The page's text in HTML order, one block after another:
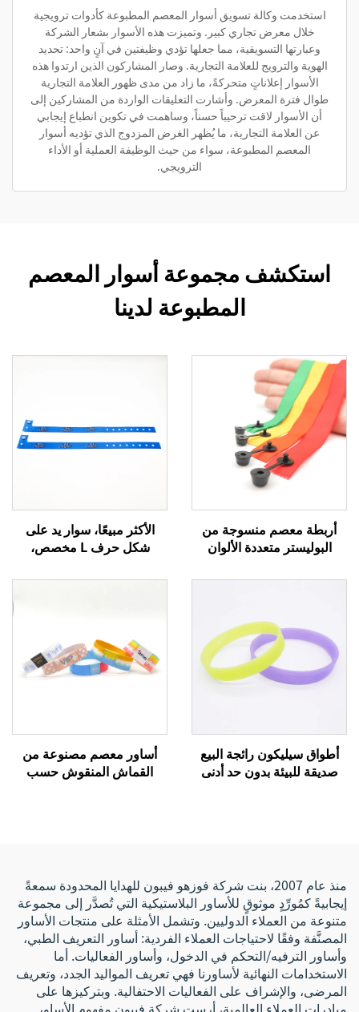
استخدمت وكالة تسويق أسوار المعصم المطبوعة كأدوات ترويجية
خلال معرض تجاري كبير. وتميزت هذه الأسوار بشعار الشركة
وعبارتها التسويقية، مما جعلها تؤدي وظيفتين في آنٍ واحد: تحديد
الهوية والترويج للعلامة التجارية. وصار المشاركون الذين ارتدوا هذه
الأسوار إعلاناتٍ متحركةً، ما زاد من مدى ظهور العلامة التجارية
طوال فترة المعرض. وأشارت التعليقات الواردة من المشاركين إلى
أن الأسوار لاقت ترحيباً حسناً، وساهمت في تكوين انطباع إيجابي
عن العلامة التجارية، ما يُظهر الغرض المزدوج الذي تؤديه أسوار
المعصم المطبوعة، سواء من حيث الوظيفة العملية أو الأداء
الترويجي.
استكشف مجموعة أسوار المعصم
المطبوعة لدينا
أربطة معصم منسوجة من
البوليستر متعددة الألوان
مخصصة بشعار مخصص،
وأربطة المعصم القماشية
للفعاليات
الأكثر مبيعًا، سوار يد على
شكل حرف L مخصص،
منسوج من الساتان
أطواق سيليكون رائجة البيع
صديقة للبيئة بدون حد أدنى
أساور معصم مصنوعة من
القماش المنقوش حسب
منذ عام 2007، بنت شركة فوزهو فيبون للهدايا المحدودة سمعةً
إيجابيةً كمُورِّدٍ موثوقٍ للأساور البلاستيكية التي تُصدَّر إلى مجموعة
متنوعة من العملاء الدوليين. وتشمل الأمثلة على منتجات الأساور
المصنَّفة وفقًا لاحتياجات العملاء الفردية: أساور التعريف الطبي،
وأساور الترفيه/التحكم في الدخول، وأساور الفعاليات. أما
الاستخدامات النهائية لأساورنا فهي تعريف المواليد الجدد، وتعريف
المرضى، والإشراف على الفعاليات الاحتفالية. وبتركيزها على
مبادرات العملاء العالمية، أرست شركة فيبون مفهوم الأساور